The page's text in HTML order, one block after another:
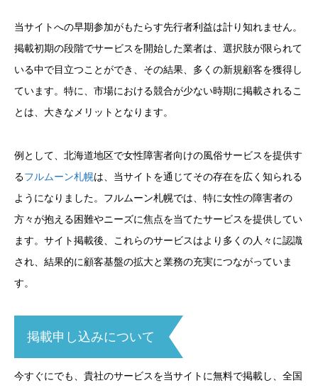
当サイトへの早期参加がもたらす先行者利益は計り知れません。
掲載初期の段階でサービスを開始した業者は、選択肢が限られて
いる中で目立つことができ、その結果、多くの新規顧客を獲得し
ています。特に、市場における競合が少ない時期に掲載されるこ
とは、大きなメリットとなります。
例として、北海道地区で女性障害者向けの風俗サービスを提供す
るフルムーン札幌は、当サイトを通じてその存在を広く知られる
ようになりました。フルムーン札幌では、特に女性の障害者の
方々が抱える困難やニーズに焦点を当てたサービスを提供してい
ます。サイト掲載後、これらのサービスはより多くの人々に認識
され、結果的に顧客基盤の拡大と業務の充実につながっていま
す。
掲載申し込みについて
今すぐにでも、貴社のサービスを当サイトに無料で掲載し、全国